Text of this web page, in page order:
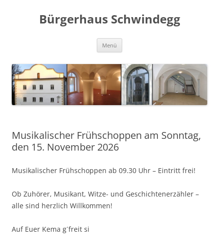
springenBürgerhaus Schwindegg
Menü
Musikalischer Frühschoppen am Sonntag,
den 15. November 2026
Musikalischer Frühschoppen ab 09.30 Uhr – Eintritt frei!
Ob Zuhörer, Musikant, Witze- und Geschichtenerzähler –
alle sind herzlich Willkommen!
Auf Euer Kema g´freit si